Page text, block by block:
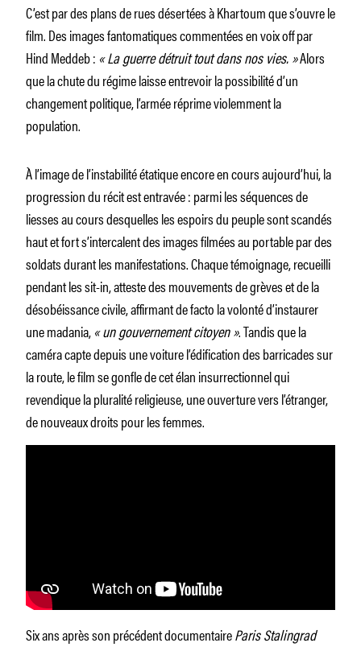
C’est par des plans de rues désertées à Khartoum que s’ouvre le
film. Des images fantomatiques commentées en voix off par
Hind Meddeb : « La guerre détruit tout dans nos vies. »Alors
que la chute du régime laisse entrevoir la possibilité d’un
changement politique, l’armée réprime violemment la
population.
À l’image de l’instabilité étatique encore en cours aujourd’hui, la
progression du récit est entravée : parmi les séquences de
liesses au cours desquelles les espoirs du peuple sont scandés
haut et fort s’intercalent des images filmées au portable par des
soldats durant les manifestations. Chaque témoignage, recueilli
pendant les sit-in, atteste des mouvements de grèves et de la
désobéissance civile, affirmant de facto la volonté d’instaurer
une madania,« un gouvernement citoyen ». Tandis que la
caméra capte depuis une voiture l’édification des barricades sur
la route, le film se gonfle de cet élan insurrectionnel qui
revendique la pluralité religieuse, une ouverture vers l’étranger,
de nouveaux droits pour les femmes.
Six ans après son précédent documentaireParis Stalingrad